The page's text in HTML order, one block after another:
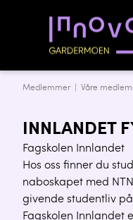
Medlemmer | Våre
INNLANDET
Fagskolen Innlandet
Hos oss finner du
naboskapet med
givende studentliv
Fagskolen Innlandet